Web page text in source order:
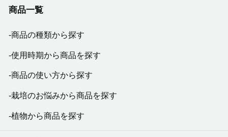
商品一覧
商品の種類から探す
使用時期から商品を探す
商品の使い方から探す
栽培のお悩みから商品を探す
植物から商品を探す